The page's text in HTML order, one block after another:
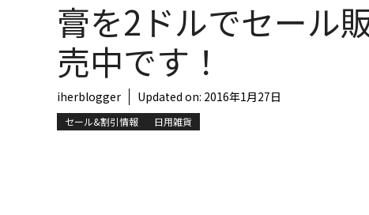
膏を2ドルでセール
売中です！
iherblogger Updated on: 2016年1月27日
セール&割引情報 日用雑貨